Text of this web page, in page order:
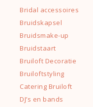
Bridal accessoires
Bruidskapsel
Bruidsmake-up
Bruidstaart
Bruiloft Decoratie
Bruiloftstyling
Catering Bruiloft
DJ’s en bands